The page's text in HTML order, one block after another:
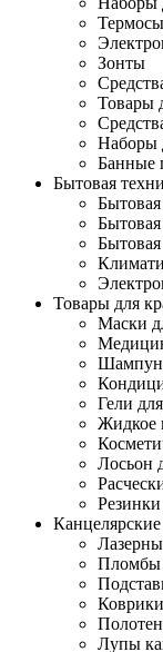
Термосы
Зонты
Товары
Наборы
Банные
Бытовая
Товары для
Маски
Гели
Жидкое
Лосьон
Пломбы
Лупы